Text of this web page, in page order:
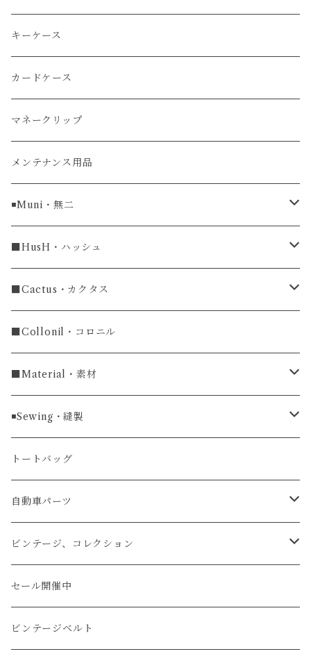
アリゲーター
リザード
ガルーシャ（エイ）
牛革
ラグ幅16mm
ラグ幅18mm
ラグ幅19mm
ラグ幅20mm
ラグ幅22mm
ラグ幅24mm
エルメス / HERMES
キーケース
カードケース
マネークリップ
メンテナンス用品
◾️Muni・無二
長財布
長財布
ラウンドファスナー長財布
名刺入れ
小銭入れ
キーケース
時計ベルト
マネークリップ
腕時計
■HusH・ハッシュ
ラウンドファスナー
カードケース
マウスパッド
コインケース
キーホルダー
キーケース
■Cactus・カクタス
コインケース
キーホルダー
ライターケース
レザーウォッチ
文字盤Mサイズ（φ33mm）
文字盤Sサイズ（φ26mm）
レザーウォレット
ロング
ショート
タバコケース
カードケース
ウォレットロープ
■Collonil・コロニル
■Material・素材
クロコダイル
パイソン
リザード
エレファント
ガルーシャ（エイ）
アリゲーター
◾️Sewing・縫製
ハンドステッチ（手縫い）仕立て
ミシンステッチ仕立て
トートバッグ
自動車パーツ
ステアリング
シフトノブ
ビンテージ、コレクション
ウッドキーホルダー
ZIPPO/ジッポー・ライター
セール開催中
ビンテージベルト